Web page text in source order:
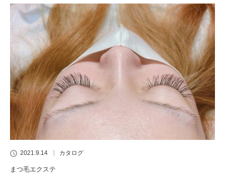
2021.9.14 カタログ
まつ毛エクステ